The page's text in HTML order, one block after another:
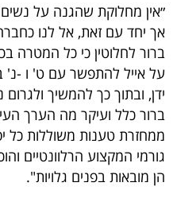
״אין מחלוקת שהגנה על
אך יחד עם זאת, אל לנו
ברור לחלוטין כי כל המטרה
על אייל להתפשר עם ט' ו -
ידן, ובתוך כך להמשיך
ברור כלל ועיקר מה הערך
ממחזרת טענות משוללות כל
גורמי המקצוע הרלוונטיים
הן מובאות בפנים גלויות".